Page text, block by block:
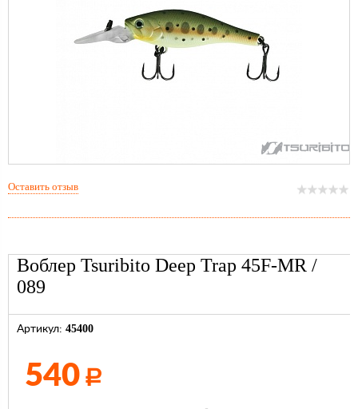
Воблер Tsuribito Deep Trap 45F-MR /
089
Артикул: 45400
540 Р
Оставить отзыв